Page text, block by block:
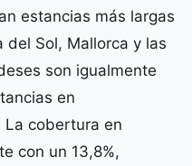
estancias más largas
del Sol, Mallorca y las
son igualmente
en
cobertura en
con un 13,8%,